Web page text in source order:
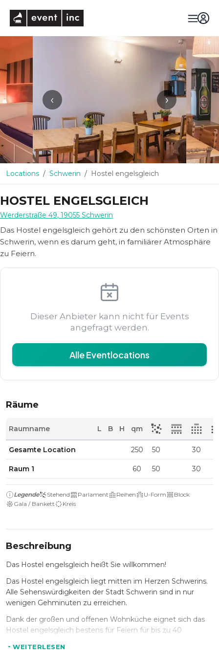
‹ ›
Locations Schwerin Hostel engelsgleich
HOSTEL ENGELSGLEICH
Werderstraße 49, 19055 Schwerin
Das Hostel engelsgleich gehört zu den schönsten Orten in
Schwerin, wenn es darum geht, in familiärer Atmosphäre
zu Feiern.
Dieser Anbieter kann nicht für Events
angefragt werden.
Alle Eventlocations
Räume
Raumname L B H qm
Gesamte Location 250 50 30
Raum 1 60 50 30
Legende Stehend Parlament Reihen U-Form
Block
Gala / Bankett
Kreis
Beschreibung
Das Hostel engelsgleich heißt Sie willkommen!
Das Hostel engelsgleich liegt mitten im Herzen Schwerins.
Alle Sehenswürdigkeiten der Stadt Schwerin sind in nur
wenigen Gehminuten zu erreichen.
Dank der großen und offenen Wohnküche eignet sich das
Hostel engelsgleich bestens für Feiern für bis zu 40
Gästen die Möglichkeit, draußen zu Feiern und zu Grillen.
WEITERLESEN